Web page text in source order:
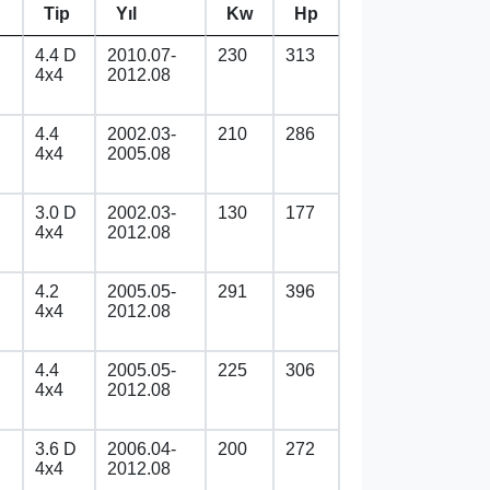
Tip Yıl Kw Hp
4.4 D
4x4
2010.07-
2012.08
230 313
4.4
4x4
2002.03-
2005.08
210 286
3.0 D
4x4
2002.03-
2012.08
130 177
4.2
4x4
2005.05-
2012.08
291 396
4.4
4x4
2005.05-
2012.08
225 306
3.6 D
4x4
2006.04-
2012.08
200 272